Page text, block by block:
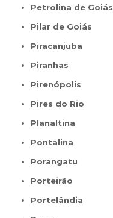
Petrolina de Goiás
Pilar de Goiás
Piracanjuba
Piranhas
Pirenópolis
Pires do Rio
Planaltina
Pontalina
Porangatu
Porteirão
Portelândia